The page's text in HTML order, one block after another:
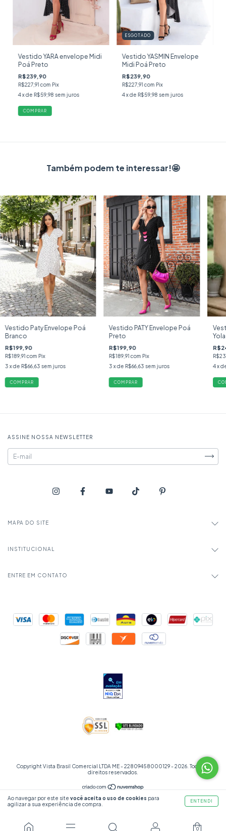
Ao navegar por este site você aceita o uso de cookies para
agilizar a sua experiência de compra.
ENTENDI
0
Vestido YARA envelope Midi
Poá Preto
R$239,90
R$227,91com Pix
4x de R$59,98 sem juros
COMPRAR
ESGOTADO
Vestido YASMIN Envelope
Midi Poá Preto
R$239,90
R$227,91com Pix
4x de R$59,98 sem juros
Também podem te interessar!🤩
Vestido Paty Envelope Poá
Branco
R$199,90
R$189,91com Pix
3 x de R$66,63 sem juros
COMPRAR
Vestido PATY Envelope Poá
Preto
R$199,90
R$189,91com Pix
3 x de R$66,63 sem juros
COMPRAR
4 x
ASSINE NOSSA NEWSLETTER
MAPA DO SITE
INSTITUCIONAL
ENTRE EM CONTATO
Copyright Vista Brasil Comercial LTDA ME - 22809458000129 - 2026. Todos os
direitos reservados.